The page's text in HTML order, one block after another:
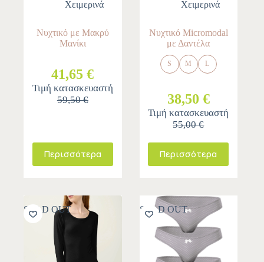
Χειμερινά
Νυχτικό με Μακρύ
Μανίκι
41,65 €
Τιμή κατασκευαστή
59,50 €
Περισσότερα
Χειμερινά
Νυχτικό Micromodal
με Δαντέλα
S M L
38,50 €
Τιμή κατασκευαστή
55,00 €
Περισσότερα
SOLD OUT SOLD OUT